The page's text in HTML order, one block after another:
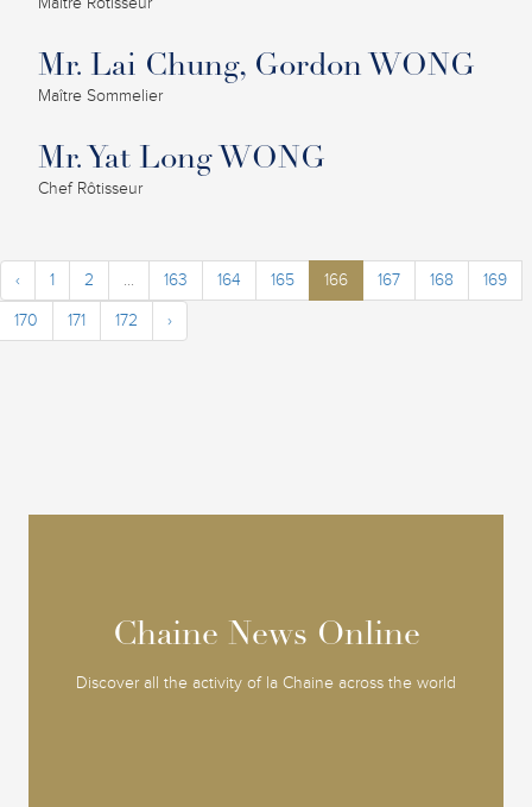
Mr. Lai Chung, Gordon WONG
Maître Sommelier
Mr. Yat Long WONG
Chef Rôtisseur
‹ 1 2 ... 163 164 165 166 167 168
169
170
171 172 ›
Chaine News Online
Discover all the activity of la Chaine across the world
Chaine News Online